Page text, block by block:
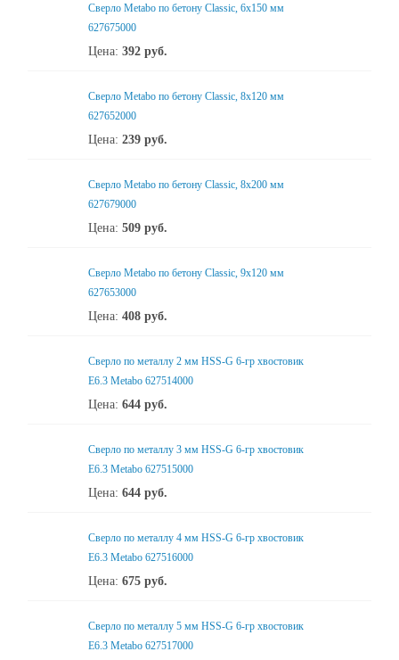
Сверло Metabo по бетону Classic, 6х150 мм
627675000
Цена: 392 руб.
Сверло Metabo по бетону Classic, 8х120 мм
627652000
Цена: 239 руб.
Сверло Metabo по бетону Classic, 8х200 мм
627679000
Цена: 509 руб.
Сверло Metabo по бетону Classic, 9х120 мм
627653000
Цена: 408 руб.
Сверло по металлу 2 мм HSS-G 6-гр хвостовик
Е6.3 Metabo 627514000
Цена: 644 руб.
Сверло по металлу 3 мм HSS-G 6-гр хвостовик
Е6.3 Metabo 627515000
Цена: 644 руб.
Сверло по металлу 4 мм HSS-G 6-гр хвостовик
Е6.3 Metabo 627516000
Цена: 675 руб.
Сверло по металлу 5 мм HSS-G 6-гр хвостовик
Е6.3 Metabo 627517000